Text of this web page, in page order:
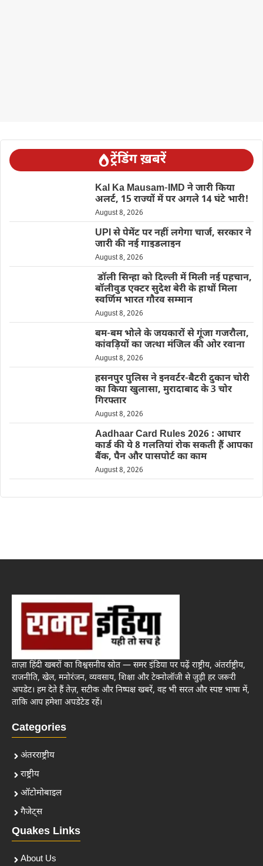
ट्रेंडिंग ख़बरें
Kal Ka Mausam-IMD ने जारी किया
अलर्ट, 15 राज्यों में पर अगले 14 घंटे भारी!
August 8, 2026
UPI से पेमेंट पर नहीं लगेगा चार्ज, सरकार ने
जारी की नई गाइडलाइन
August 8, 2026
डॉली सिन्हा को दिल्ली में मिली नई पहचान,
बॉलीवुड एक्टर सुदेश बेरी के हाथों मिला
स्वर्णिम भारत गौरव सम्मान
August 8, 2026
बम-बम भोले के जयकारों से गूंजा गजरौला,
कांवड़ियों का जत्था मंजिल की ओर रवाना
August 8, 2026
हसनपुर पुलिस ने इनवर्टर-बैटरी दुकान चोरी
का किया खुलासा, मुरादाबाद के 3 चोर
गिरफ्तार
August 8, 2026
Aadhaar Card Rules 2026 : आधार
कार्ड की ये 8 गलतियां रोक सकती हैं आपका
बैंक, पैन और पासपोर्ट का काम
August 8, 2026
ताज़ा हिंदी खबरों का विश्वसनीय स्रोत — समर इंडिया पर पढ़ें राष्ट्रीय, अंतर्राष्ट्रीय,
राजनीति, खेल, मनोरंजन, व्यवसाय, शिक्षा और टेक्नोलॉजी से जुड़ी हर जरूरी
अपडेट। हम देते हैं तेज़, सटीक और निष्पक्ष खबरें, वह भी सरल और स्पष्ट भाषा में,
ताकि आप हमेशा अपडेटेड रहें।
Categories
अंतरराष्ट्रीय
राष्ट्रीय
ऑटोमोबाइल
गैजेट्स
Quakes Links
About Us